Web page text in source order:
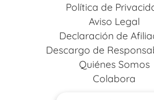
Política de
Aviso Legal
Declaración de
Descargo de
Quiénes Somos
Colabora